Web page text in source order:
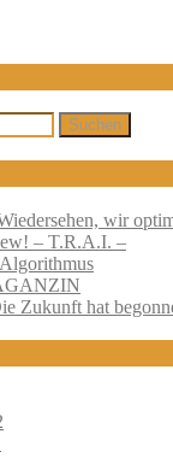
Suchen
wir
– T.R.A.I. –
Zukunft hat